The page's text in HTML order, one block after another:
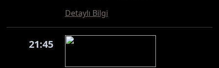
Detaylı Bilgi
21:45